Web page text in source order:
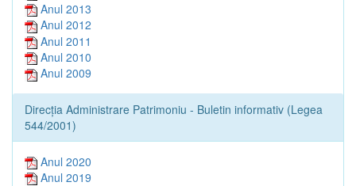
Anul 2013
Anul 2012
Anul 2011
Anul 2010
Anul 2009
Direcția Administrare Patrimoniu - Buletin informativ (Legea
544/2001)
Anul 2020
Anul 2019